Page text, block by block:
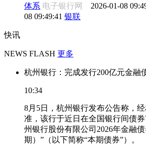
体系 电子银行网 2026-01-08
08 09:49:41 银联
快讯
NEWS FLASH 更多
杭州银行：完成发行200亿元金融
10:34
8月5日，杭州银行发布公告称，
准，该行于近日在全国银行间债
州银行股份有限公司2026年金融
期）”（以下简称“本期债券”）。